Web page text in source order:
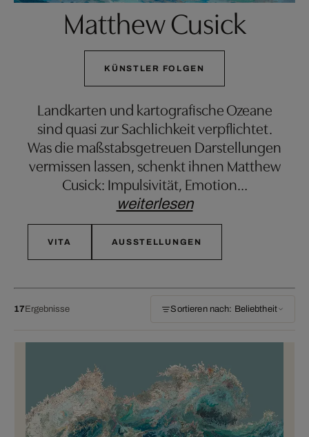
Matthew Cusick
KÜNSTLER FOLGEN
Landkarten und kartografische Ozeane
sind quasi zur Sachlichkeit verpflichtet.
Was die maßstabsgetreuen Darstellungen
vermissen lassen, schenkt ihnen Matthew
Cusick: Impulsivität, Emotion…
weiterlesen
VITA AUSSTELLUNGEN
17Ergebnisse Sortieren nach: Beliebtheit